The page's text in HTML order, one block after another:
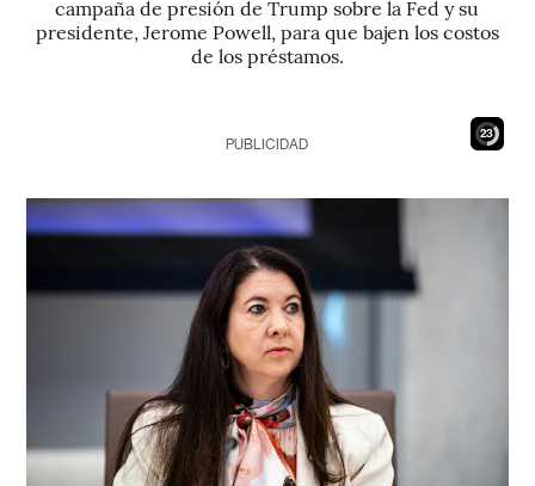
campaña de presión de Trump sobre la Fed y su
presidente, Jerome Powell, para que bajen los costos
de los préstamos.
22
PUBLICIDAD